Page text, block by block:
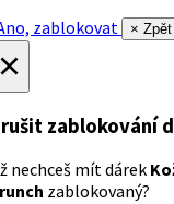
zablokovat
× Zpět
zablokování
nechceš mít dárek
zablokovaný?